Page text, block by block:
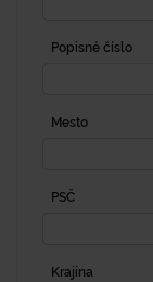
Popisné číslo
Mesto
PSČ
Krajina